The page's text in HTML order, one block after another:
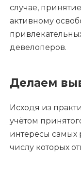
случае,
активному
девелоперов.
Делаем
Исходя из
учётом
интересы самых
числу которых